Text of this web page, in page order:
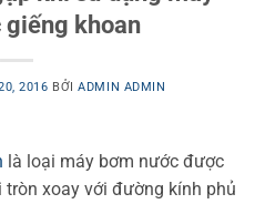
giếng khoan
2016 BỞIADMIN ADMIN
là loại máy bơm nước được
xoay với đường kính phủ